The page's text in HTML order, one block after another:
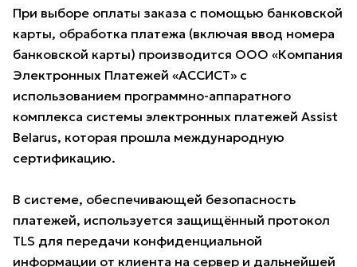
При выборе оплаты заказа с помощью банковской
карты, обработка платежа (включая ввод номера
банковской карты) производится ООО «Компания
Электронных Платежей «АССИСТ» с
использованием программно-аппаратного
комплекса системы электронных платежей Assist
Belarus, которая прошла международную
сертификацию.
В системе, обеспечивающей безопасность
платежей, используется защищённый протокол
TLS для передачи конфиденциальной
информации от клиента на сервер и дальнейшей